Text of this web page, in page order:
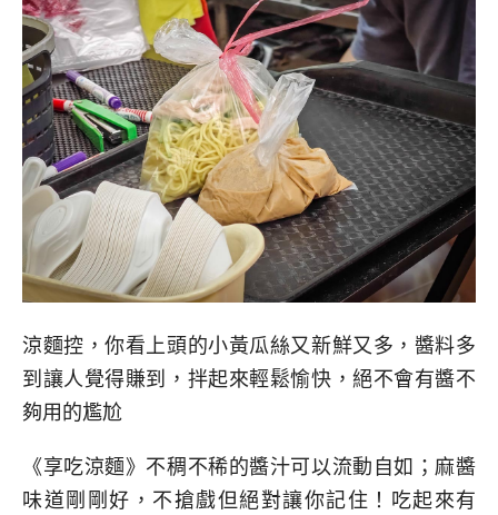
涼麵控，你看上頭的小黃瓜絲又新鮮又多，醬料多
到讓人覺得賺到，拌起來輕鬆愉快，絕不會有醬不
夠用的尷尬
《享吃涼麵》不稠不稀的醬汁可以流動自如；麻醬
味道剛剛好，不搶戲但絕對讓你記住！吃起來有